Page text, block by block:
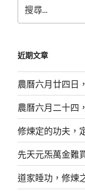
尋
字:
近期文章
農曆六月廿四日
農曆六月二十四
修煉定的功夫，
先天元炁萬金難
道家睡功，修煉